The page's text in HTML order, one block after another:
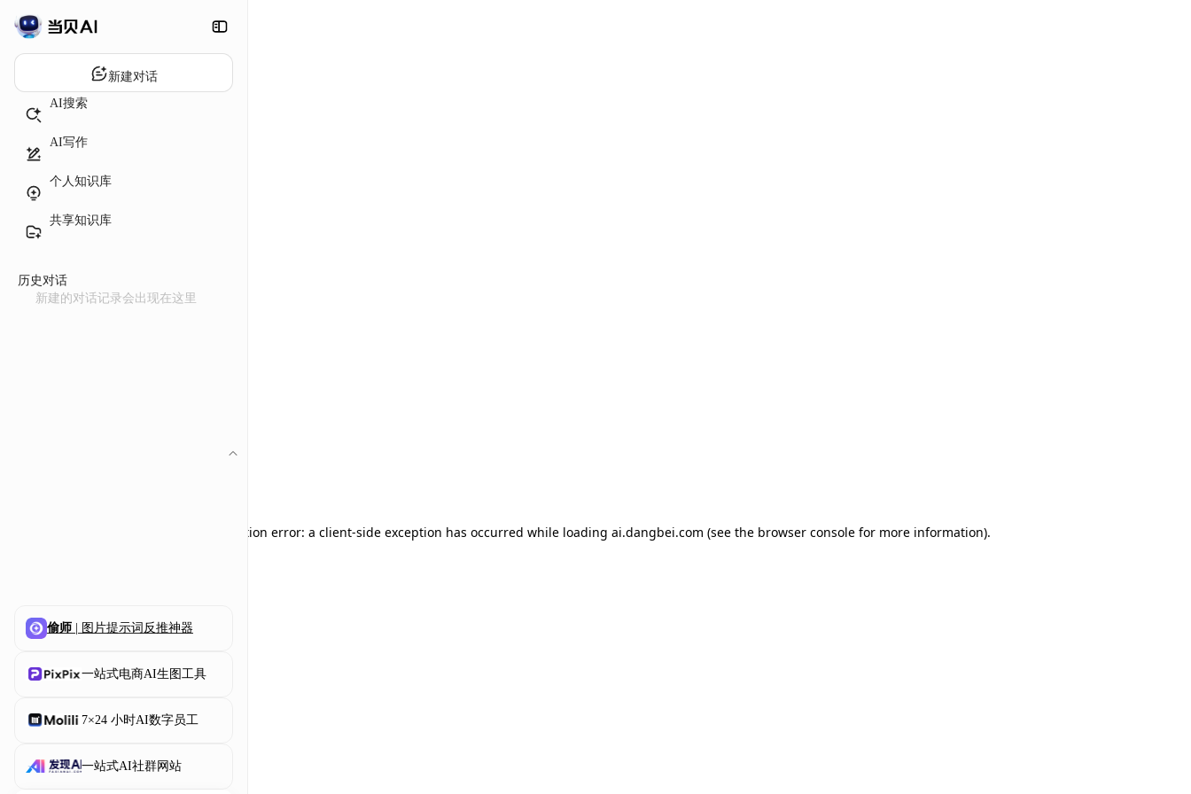
新建对话
AI搜索
AI写作
个人知识库
共享知识库
历史对话
新建的对话记录会出现在这里
偷师 | 图片提示词反推神器
一站式电商AI生图工具
7×24 小时AI数字员工
一站式AI社群网站
Application error: a client-side exception has occurred while loading ai.dangbei.com (see the browser console for more information).